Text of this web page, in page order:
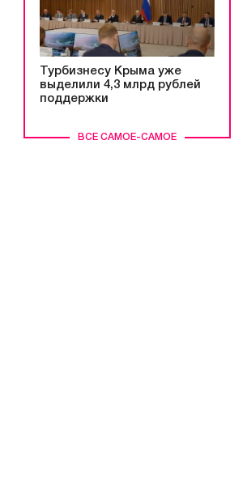
ВСЕ САМОЕ-САМОЕ
Турбизнесу Крыма уже
выделили 4,3 млрд рублей
поддержки